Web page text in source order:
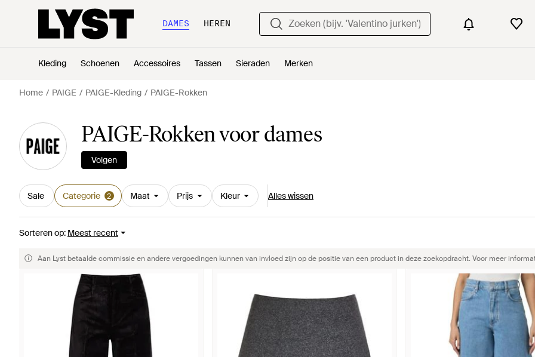
DAMES HEREN
Kleding Schoenen Accessoires Tassen Sieraden Merken
Home PAIGE PAIGE-Kleding PAIGE-Rokken
PAIGE-Rokken voor dames
Volgen
Sale Categorie 2 Maat Prijs Kleur Alles wissen
Sorteren op: Meest recent
Aan Lyst betaalde commissie en andere vergoedingen kunnen van invloed zijn op de positie van een product in deze zoekopdracht. Voor meer